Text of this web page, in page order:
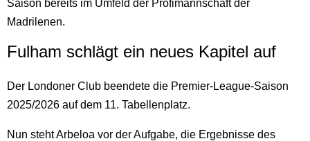
Saison bereits im Umfeld der Profimannschaft der
Madrilenen.
Fulham schlägt ein neues Kapitel auf
Der Londoner Club beendete die Premier-League-Saison
2025/2026 auf dem 11. Tabellenplatz.
Nun steht Arbeloa vor der Aufgabe, die Ergebnisse des